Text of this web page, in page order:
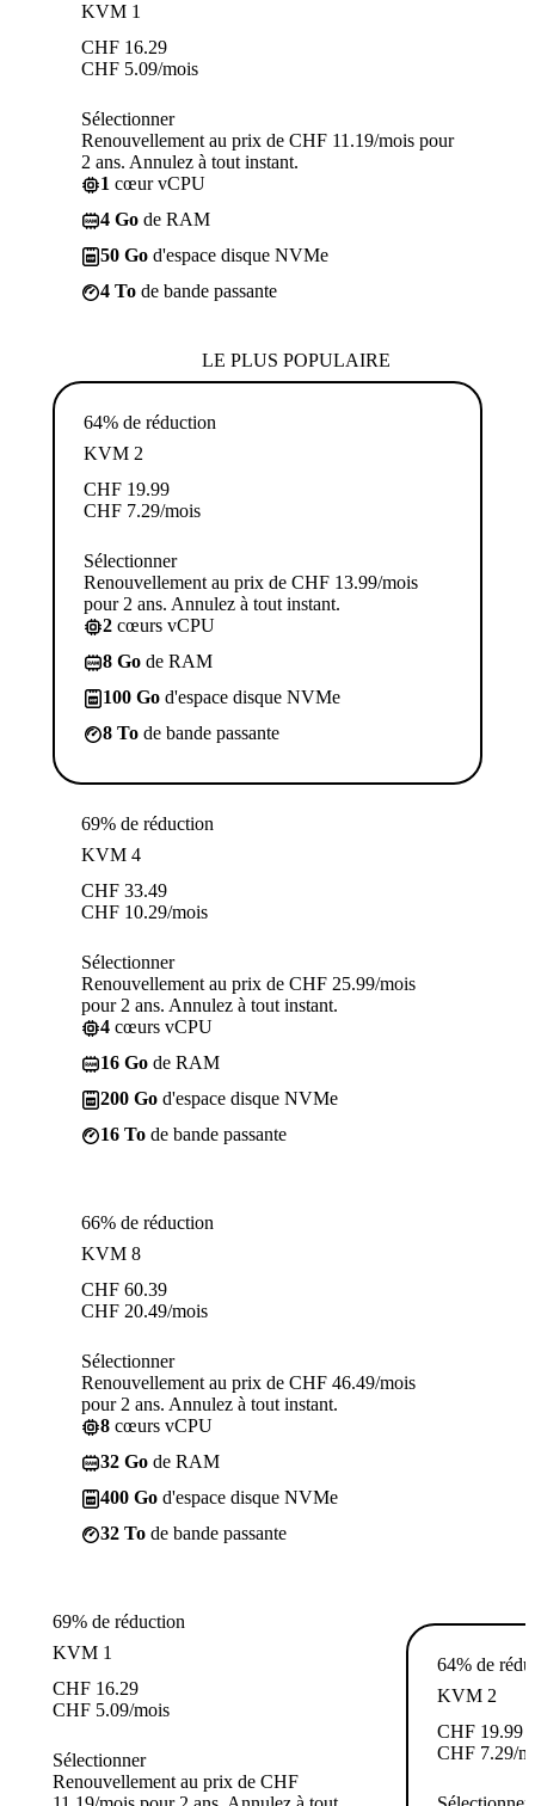
KVM 1
CHF 16.29
CHF 5.09/mois
Sélectionner
Renouvellement au prix de CHF 11.19/mois pour
2 ans. Annulez à tout instant.
1 cœur vCPU
4 Go de RAM
50 Go d'espace disque NVMe
4 To de bande passante
LE PLUS POPULAIRE
64% de réduction
KVM 2
CHF 19.99
CHF 7.29/mois
Sélectionner
Renouvellement au prix de CHF 13.99/mois
pour 2 ans. Annulez à tout instant.
2 cœurs vCPU
8 Go de RAM
100 Go d'espace disque NVMe
8 To de bande passante
69% de réduction
KVM 4
CHF 33.49
CHF 10.29/mois
Sélectionner
Renouvellement au prix de CHF 25.99/mois
pour 2 ans. Annulez à tout instant.
4 cœurs vCPU
16 Go de RAM
200 Go d'espace disque NVMe
16 To de bande passante
66% de réduction
KVM 8
CHF 60.39
CHF 20.49/mois
Sélectionner
Renouvellement au prix de CHF 46.49/mois
pour 2 ans. Annulez à tout instant.
8 cœurs vCPU
32 Go de RAM
400 Go d'espace disque NVMe
32 To de bande passante
69% de réduction
KVM 1
CHF 16.29
CHF 5.09/mois
Sélectionner
Renouvellement au prix de CHF
64% de
KVM 2
CHF 19.99
CHF 7.29/